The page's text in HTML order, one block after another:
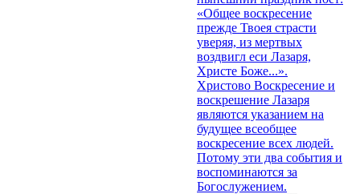
«Общее воскресение
прежде Твоея страсти
уверяя, из мертвых
воздвигл еси Лазаря,
Христе Боже...».
Христово Воскресение и
воскрешение Лазаря
являются указанием на
будущее всеобщее
воскресение всех людей.
Потому эти два события и
воспоминаются за
Богослужением.